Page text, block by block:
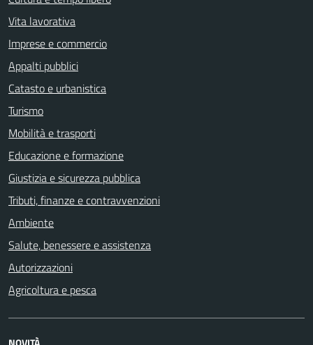
Vita lavorativa
Imprese e commercio
Appalti pubblici
Catasto e urbanistica
Turismo
Mobilità e trasporti
Educazione e formazione
Giustizia e sicurezza pubblica
Tributi, finanze e contravvenzioni
Ambiente
Salute, benessere e assistenza
Autorizzazioni
Agricoltura e pesca